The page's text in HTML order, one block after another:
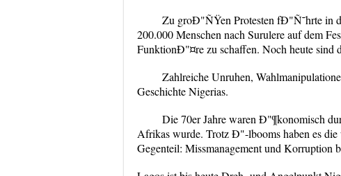
Zu groÐ"ÑŸen Protesten fÐ"Ñ˜hrte in
200.000 Menschen nach Surulere auf dem
FunktionÐ"¤re zu schaffen. Noch heute sind
Zahlreiche Unruhen,
Geschichte Nigerias.
Die 70er Jahre waren Ð"¶konomisch
Afrikas wurde. Trotz Ð"-lbooms haben es
Gegenteil: Missmanagement und Korruption